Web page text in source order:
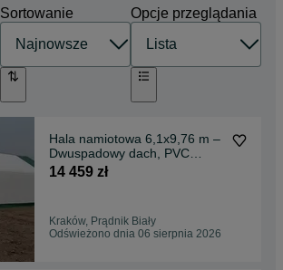
Sortowanie Opcje przeglądania
Hala namiotowa 6,1x9,76 m –
Dwuspadowy dach, PVC
750g/m2
14 459 zł
Kraków, Prądnik Biały
Odświeżono dnia 06 sierpnia 2026